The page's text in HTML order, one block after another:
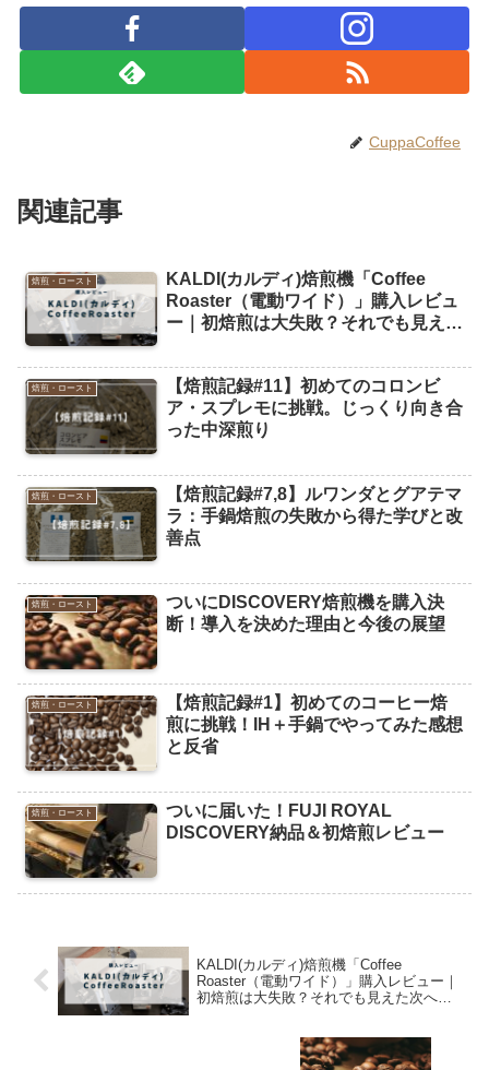
CuppaCoffee
関連記事
焙煎・ロースト
KALDI(カルディ)焙煎機「Coffee
Roaster（電動ワイド）」購入レビュ
ー｜初焙煎は大失敗？それでも見えた
焙煎・ロースト
【焙煎記録#11】初めてのコロンビ
ア・スプレモに挑戦。じっくり向き合
った中深煎り
焙煎・ロースト
【焙煎記録#7,8】ルワンダとグアテマ
ラ：手鍋焙煎の失敗から得た学びと改
善点
焙煎・ロースト
ついにDISCOVERY焙煎機を購入決
断！導入を決めた理由と今後の展望
焙煎・ロースト
【焙煎記録#1】初めてのコーヒー焙
煎に挑戦！IH＋手鍋でやってみた感想
と反省
焙煎・ロースト
ついに届いた！FUJI ROYAL
DISCOVERY納品＆初焙煎レビュー
KALDI(カルディ)焙煎機「Coffee
Roaster（電動ワイド）」購入レビュー｜
初焙煎は大失敗？それでも見えた次への